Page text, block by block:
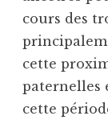
r
r
e
e
C
cours des
cette
paternelles
cette